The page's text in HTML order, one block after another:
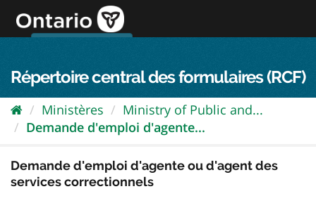
directement
au
Répertoire central des formulaires (RCF)
Ministères
Ministry of Public and...
Demande d'emploi d'agente...
Demande d'emploi d'agente ou d'agent des
services correctionnels